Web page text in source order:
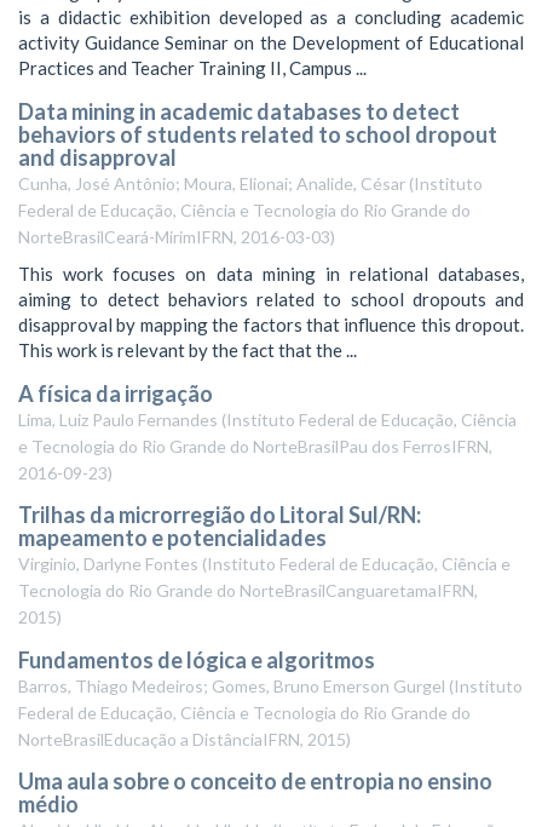
is a didactic exhibition developed as a concluding academic
activity Guidance Seminar on the Development of Educational
Practices and Teacher Training II, Campus ...
Data mining in academic databases to detect
behaviors of students related to school dropout
and disapproval
Cunha, José Antônio; Moura, Elionai; Analide, César (Instituto
Federal de Educação, Ciência e Tecnologia do Rio Grande do
NorteBrasilCeará-MirimIFRN, 2016-03-03)
This work focuses on data mining in relational databases,
aiming to detect behaviors related to school dropouts and
disapproval by mapping the factors that influence this dropout.
This work is relevant by the fact that the ...
A física da irrigação
Lima, Luiz Paulo Fernandes (Instituto Federal de Educação, Ciência
e Tecnologia do Rio Grande do NorteBrasilPau dos FerrosIFRN,
2016-09-23)
Trilhas da microrregião do Litoral Sul/RN:
mapeamento e potencialidades
Virginio, Darlyne Fontes (Instituto Federal de Educação, Ciência e
Tecnologia do Rio Grande do NorteBrasilCanguaretamaIFRN,
2015)
Fundamentos de lógica e algoritmos
Barros, Thiago Medeiros; Gomes, Bruno Emerson Gurgel (Instituto
Federal de Educação, Ciência e Tecnologia do Rio Grande do
NorteBrasilEducação a DistânciaIFRN, 2015)
Uma aula sobre o conceito de entropia no ensino
médio